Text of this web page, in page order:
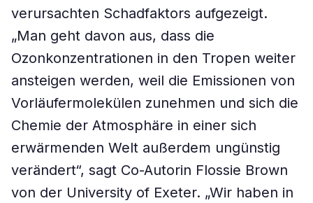
verursachten Schadfaktors aufgezeigt.
„Man geht davon aus, dass die
Ozonkonzentrationen in den Tropen weiter
ansteigen werden, weil die Emissionen von
Vorläufermolekülen zunehmen und sich die
Chemie der Atmosphäre in einer sich
erwärmenden Welt außerdem ungünstig
verändert“, sagt Co-Autorin Flossie Brown
von der University of Exeter. „Wir haben in